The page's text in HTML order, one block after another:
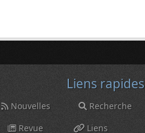
Liens rapides
Nouvelles
Revue
Recherche
Liens